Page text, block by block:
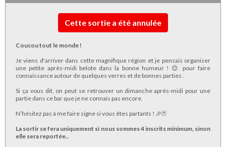
Cette sortie a été annulée
Coucou tout le monde !
Je viens d'arriver dans cette magnifique région et je pensais organiser
une petite après-midi belote dans la bonne humeur ! 😊 pour faire
connaissance autour de quelques verres et de bonnes parties .
Si ça vous dit, on peut se retrouver un dimanche après-midi pour une
partie dans ce bar que je ne connais pas encore.
N’hésitez pas à me faire signe si vous êtes partants ! 🎉🃏
La sortir se fera uniquement si nous sommes 4 inscrits minimum, sinon
elle sera reportée..